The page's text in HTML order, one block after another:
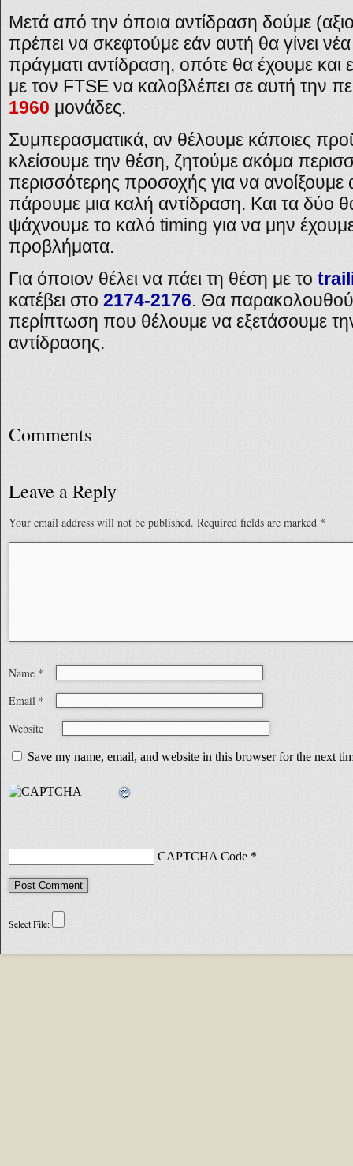
Μετά από την όποια αντίδραση δούμε
πρέπει να σκεφτούμε εάν αυτή θα γίνει
πράγματι αντίδραση, οπότε θα έχουμε
με τον FTSE να καλοβλέπει σε αυτή την
1960 μονάδες.
Συμπερασματικά, αν θέλουμε κάποιες
κλείσουμε την θέση, ζητούμε ακόμα
περισσότερης προσοχής για να ανοίξουμε
πάρουμε μια καλή αντίδραση. Και τα δύο
ψάχνουμε το καλό timing για να μην
προβλήματα.
Για όποιον θέλει να πάει τη θέση με το
κατέβει στο 2174-2176. Θα
περίπτωση που θέλουμε να εξετάσουμε
αντίδρασης.
Comments
Leave a Reply
Your email address will not be published. Required fields are marked *
Name *
Email *
Website
Save my name, email, and website in this browser for the next
CAPTCHA Code *